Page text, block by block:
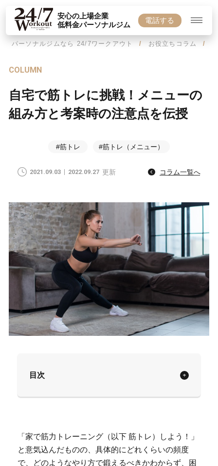
安心の上場企業
低料金パーソナルジム
電話する
パーソナルジムなら 24/7ワークアウト お役立ちコラム
COLUMN
自宅で筋トレに挑戦！メニューの
組み方と考案時の注意点を伝授
#筋トレ #筋トレ（メニュー）
2021.09.03 2022.09.27 更新 コラム一覧へ
目次
「家で筋力トレーニング（以下 筋トレ）しよう！」
と意気込んだものの、具体的にどれくらいの頻度
で、どのようなやり方で鍛えるべきかわからず、困